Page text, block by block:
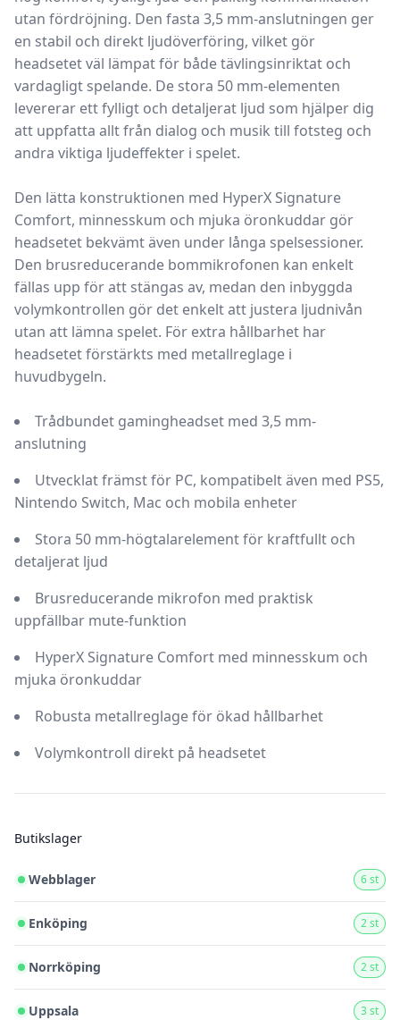
utan fördröjning. Den fasta 3,5 mm-anslutningen ger
en stabil och direkt ljudöverföring, vilket gör
headsetet väl lämpat för både tävlingsinriktat och
vardagligt spelande. De stora 50 mm-elementen
levererar ett fylligt och detaljerat ljud som hjälper dig
att uppfatta allt från dialog och musik till fotsteg och
andra viktiga ljudeffekter i spelet.
Den lätta konstruktionen med HyperX Signature
Comfort, minnesskum och mjuka öronkuddar gör
headsetet bekvämt även under långa spelsessioner.
Den brusreducerande bommikrofonen kan enkelt
fällas upp för att stängas av, medan den inbyggda
volymkontrollen gör det enkelt att justera ljudnivån
utan att lämna spelet. För extra hållbarhet har
headsetet förstärkts med metallreglage i
huvudbygeln.
Trådbundet gamingheadset med 3,5 mm-
anslutning
Utvecklat främst för PC, kompatibelt även med PS5,
Nintendo Switch, Mac och mobila enheter
Stora 50 mm-högtalarelement för kraftfullt och
detaljerat ljud
Brusreducerande mikrofon med praktisk
uppfällbar mute-funktion
HyperX Signature Comfort med minnesskum och
mjuka öronkuddar
Robusta metallreglage för ökad hållbarhet
Volymkontroll direkt på headsetet
Butikslager
Webblager 6 st
Enköping 2 st
Norrköping 2 st
Uppsala 3 st